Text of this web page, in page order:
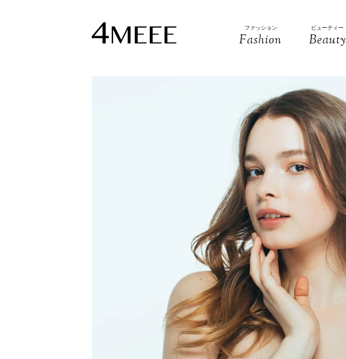
ファッション
Fashion
ビューティー
Beauty